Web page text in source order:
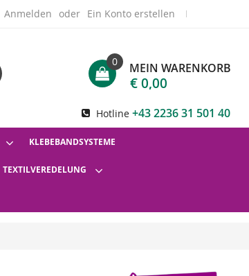
Anmelden Ein Konto erstellen
MEIN WARENKORB
0
€ 0,00
Hotline +43 2236 31 501 40
KLEBEBANDSYSTEME
TEXTILVEREDELUNG